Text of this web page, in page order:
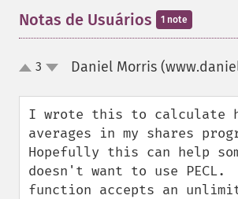
Notas de Usuários 1 note
up3 Daniel Morris
I wrote this to calculate
averages in my shares
Hopefully this can help
doesn't want to use PECL.
function accepts an